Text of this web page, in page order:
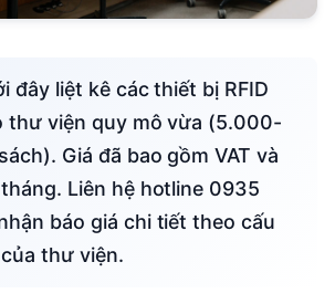
thư viện quy mô vừa (5.000-
Giá đã bao gồm VAT và
Liên hệ hotline 0935
báo giá chi tiết theo cấu
thư viện.